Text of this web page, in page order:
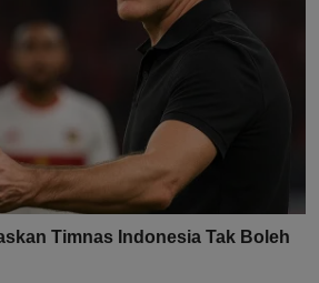
Timnas Indonesia Tak Boleh